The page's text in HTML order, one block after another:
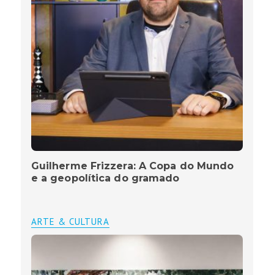
Guilherme Frizzera: A Copa do Mundo
e a geopolítica do gramado
ARTE & CULTURA